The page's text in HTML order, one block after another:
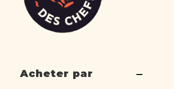
Acheter par